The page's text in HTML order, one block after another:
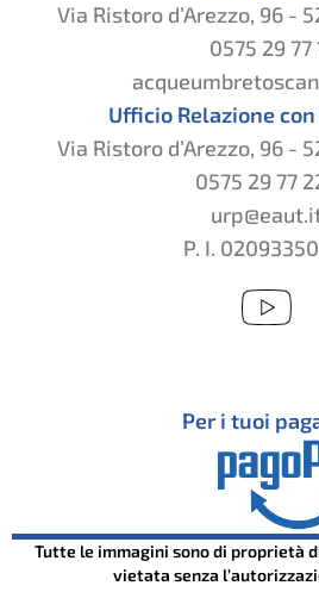
Via Ristoro d’Arezzo, 96 -
0575 29 77
Ufficio Relazione
Via Ristoro d’Arezzo, 96 -
0575 29 77
P. I.
Per i tuoi
Tutte le immagini sono di proprietà
vietata senza